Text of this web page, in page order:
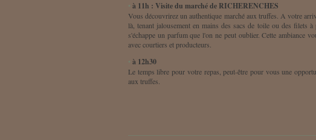
à 11h : Visite du marché de RICHERENCHES
Vous découvrirez un authentique marché aux truffes. A votre
là, tenant jalousement en mains des sacs de toile ou des filets
s'échappe un parfum que l'on ne peut oublier. Cette ambiance
avec courtiers et producteurs.
à 12h30
Le temps libre pour votre repas, peut-être pour vous une
aux truffes.